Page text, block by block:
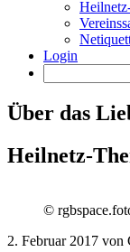
Login
Über das
Heilnetz-
©
2. Februar 2017 von